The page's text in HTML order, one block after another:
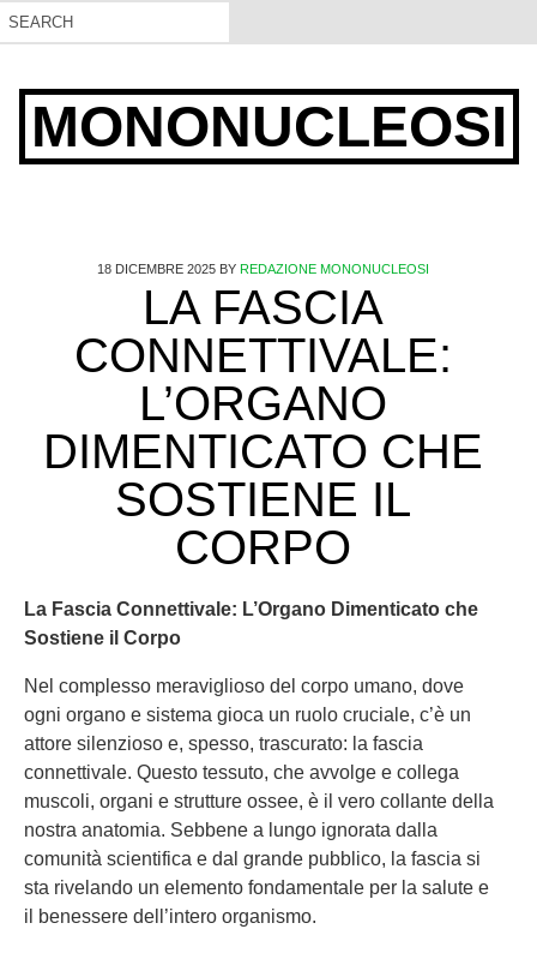
MONONUCLEOSI
18 DICEMBRE 2025BY REDAZIONE MONONUCLEOSI
LA FASCIA
CONNETTIVALE:
L’ORGANO
DIMENTICATO CHE
SOSTIENE IL
CORPO
La Fascia Connettivale: L’Organo Dimenticato che
Sostiene il Corpo
Nel complesso meraviglioso del corpo umano, dove
ogni organo e sistema gioca un ruolo cruciale, c’è un
attore silenzioso e, spesso, trascurato: la fascia
connettivale. Questo tessuto, che avvolge e collega
muscoli, organi e strutture ossee, è il vero collante della
nostra anatomia. Sebbene a lungo ignorata dalla
comunità scientifica e dal grande pubblico, la fascia si
sta rivelando un elemento fondamentale per la salute e
il benessere dell’intero organismo.